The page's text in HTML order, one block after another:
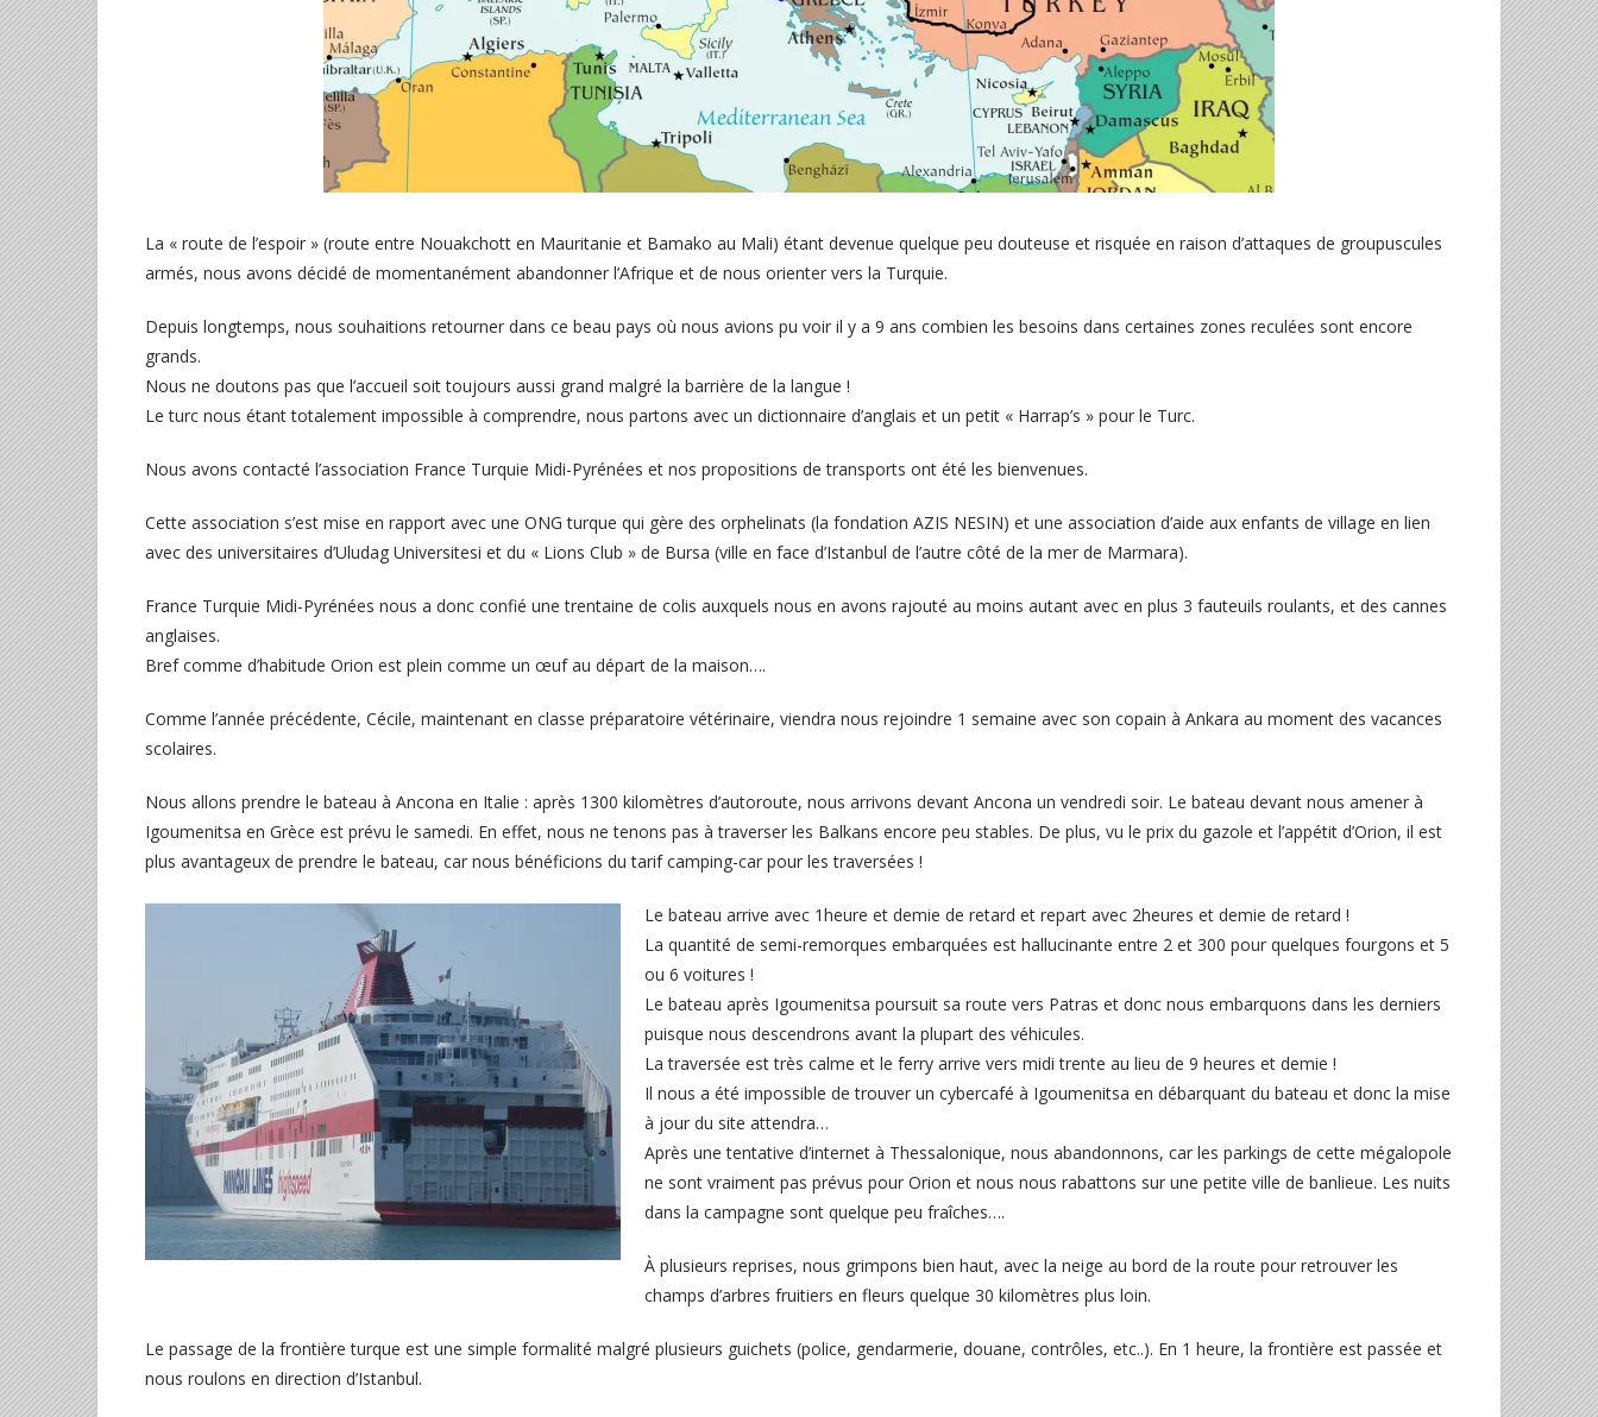
La « route de l’espoir » (route entre Nouakchott en Mauritanie et Bamako au Mali) étant devenue quelque peu douteuse et risquée en raison d’attaques de groupuscules
armés, nous avons décidé de momentanément abandonner l’Afrique et de nous orienter vers la Turquie.
Depuis longtemps, nous souhaitions retourner dans ce beau pays où nous avions pu voir il y a 9 ans combien les besoins dans certaines zones reculées sont encore
grands.
Nous ne doutons pas que l’accueil soit toujours aussi grand malgré la barrière de la langue !
Le turc nous étant totalement impossible à comprendre, nous partons avec un dictionnaire d’anglais et un petit « Harrap’s » pour le Turc.
Nous avons contacté l’association France Turquie Midi-Pyrénées et nos propositions de transports ont été les bienvenues.
Cette association s’est mise en rapport avec une ONG turque qui gère des orphelinats (la fondation AZIS NESIN) et une association d’aide aux enfants de village en lien
avec des universitaires d’Uludag Universitesi et du « Lions Club » de Bursa (ville en face d’Istanbul de l’autre côté de la mer de Marmara).
France Turquie Midi-Pyrénées nous a donc confié une trentaine de colis auxquels nous en avons rajouté au moins autant avec en plus 3 fauteuils roulants, et des cannes
anglaises.
Bref comme d’habitude Orion est plein comme un œuf au départ de la maison….
Comme l’année précédente, Cécile, maintenant en classe préparatoire vétérinaire, viendra nous rejoindre 1 semaine avec son copain à Ankara au moment des vacances
scolaires.
Nous allons prendre le bateau à Ancona en Italie : après 1300 kilomètres d’autoroute, nous arrivons devant Ancona un vendredi soir. Le bateau devant nous amener à
Igoumenitsa en Grèce est prévu le samedi. En effet, nous ne tenons pas à traverser les Balkans encore peu stables. De plus, vu le prix du gazole et l’appétit d’Orion, il est
plus avantageux de prendre le bateau, car nous bénéficions du tarif camping-car pour les traversées !
Le bateau arrive avec 1heure et demie de retard et repart avec 2heures et demie de retard !
La quantité de semi-remorques embarquées est hallucinante entre 2 et 300 pour quelques fourgons et 5
ou 6 voitures !
Le bateau après Igoumenitsa poursuit sa route vers Patras et donc nous embarquons dans les derniers
puisque nous descendrons avant la plupart des véhicules.
La traversée est très calme et le ferry arrive vers midi trente au lieu de 9 heures et demie !
Il nous a été impossible de trouver un cybercafé à Igoumenitsa en débarquant du bateau et donc la mise
à jour du site attendra…
Après une tentative d’internet à Thessalonique, nous abandonnons, car les parkings de cette mégalopole
ne sont vraiment pas prévus pour Orion et nous nous rabattons sur une petite ville de banlieue. Les nuits
dans la campagne sont quelque peu fraîches….
À plusieurs reprises, nous grimpons bien haut, avec la neige au bord de la route pour retrouver les
champs d’arbres fruitiers en fleurs quelque 30 kilomètres plus loin.
Le passage de la frontière turque est une simple formalité malgré plusieurs guichets (police, gendarmerie, douane, contrôles, etc..). En 1 heure, la frontière est passée et
nous roulons en direction d’Istanbul.